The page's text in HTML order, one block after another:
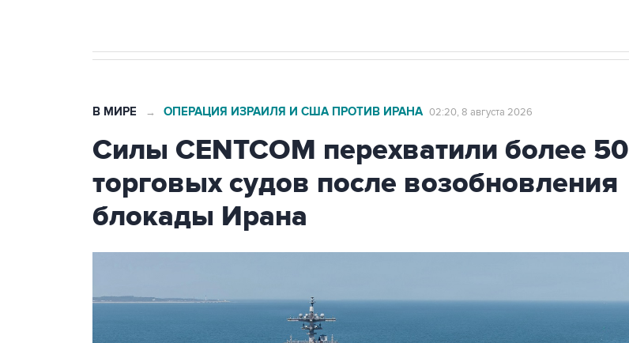
В МИРЕ → ОПЕРАЦИЯ ИЗРАИЛЯ И США ПРОТИВ ИРАНА 02:20, 8 августа 2026
Силы CENTCOM перехватили более 50
торговых судов после возобновления
блокады Ирана